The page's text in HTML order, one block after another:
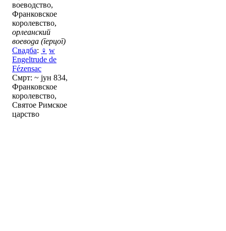
воеводство,
Франковское
королевство,
орлеанский
воевода (герцог)
Свадба: ♀ w
Engeltrude de
Fézensac
Смрт: ~ јун 834,
Франковское
королевство,
Святое Римское
царство